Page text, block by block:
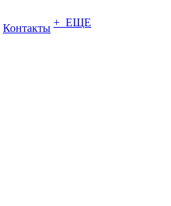
Контакты + ЕЩЕ